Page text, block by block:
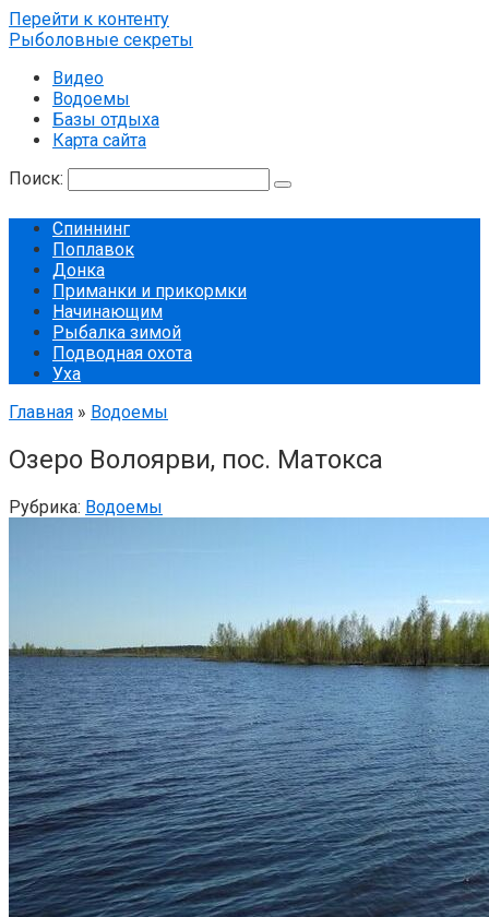
Перейти к контенту
Рыболовные секреты
Видео
Водоемы
Базы отдыха
Карта сайта
Поиск:
Спиннинг
Поплавок
Донка
Приманки и прикормки
Начинающим
Рыбалка зимой
Подводная охота
Уха
Главная » Водоемы
Озеро Волоярви, пос. Матокса
Рубрика: Водоемы